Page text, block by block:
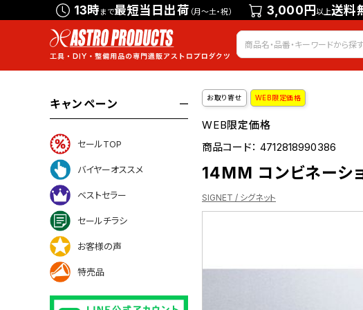
13時まで最短当日出荷 （月～土・祝） 3,000円以上送料
会員登録
キャンペーン
セールTOP
バイヤーオススメ
ベストセラー
セールチラシ
お客様の声
特売品
お取り寄せ WEB限定価格
WEB限定価格
商品コード：4712818990386
14MM コンビネーシ
SIGNET / シグネット